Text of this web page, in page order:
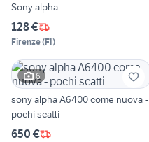
Sony alpha
128 €
Firenze(FI)
6
sony alpha A6400 come nuova -
pochi scatti
650 €